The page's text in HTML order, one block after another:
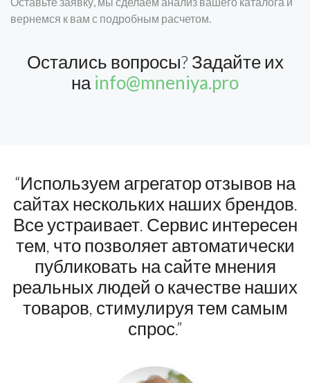
вернемся к вам с подробным расчетом.
Остались вопросы? Задайте их
наinfo@mneniya.pro
“Используем агрегатор отзывов на
сайтах нескольких наших брендов.
Все устраивает. Сервис интересен
тем, что позволяет автоматически
публиковать на сайте мнения
реальных людей о качестве наших
товаров, стимулируя тем самым
спрос.”